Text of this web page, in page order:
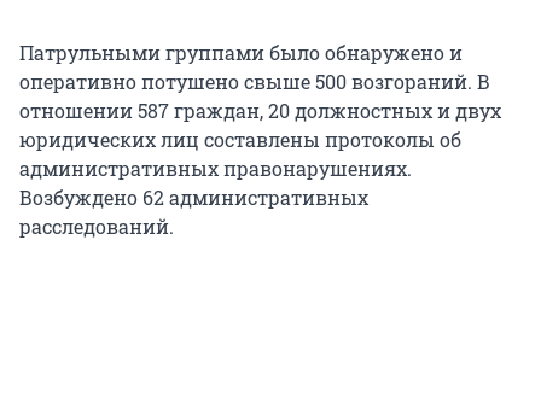
Патрульными группами было обнаружено и
оперативно потушено свыше 500 возгораний. В
отношении 587 граждан, 20 должностных и двух
юридических лиц составлены протоколы об
административных правонарушениях.
Возбуждено 62 административных
расследований.